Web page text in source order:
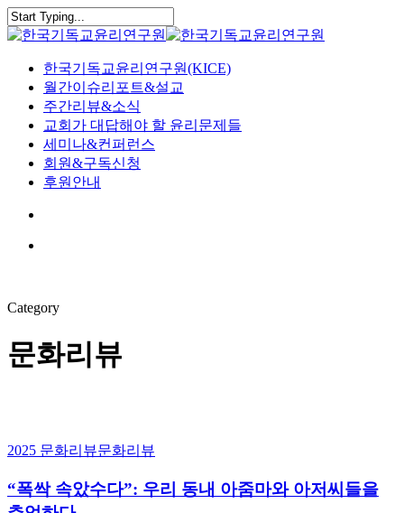
Skip
to
main
content
Close
search
Menu
한국기독교윤리연구원(KICE)
월간이슈리포트&설교
주간리뷰&소식
교회가 대답해야 할 윤리문제들
세미나&컨퍼런스
회원&구독신청
후원안내
Category
문화리뷰
“폭
속
았
2025 문화리뷰문화리뷰
“폭싹 속았수다”: 우리 동내 아줌마와 아저씨들을